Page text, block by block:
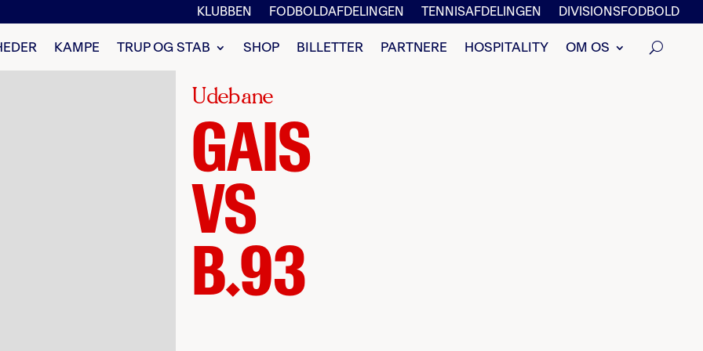
KLUBBEN FODBOLDAFDELINGEN TENNISAFDELINGEN DIVISIONSFODBOLD
KAMPE TRUP OG STAB SHOP BILLETTER PARTNERE HOSPITALITY OM OS
Udebane
GAIS
VS
B.93